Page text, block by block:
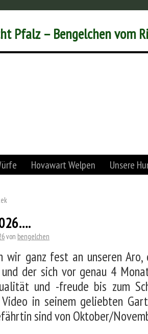
Pfalz – Bengelchen vom
Hovawart Welpen Unsere
von bengelchen
wir ganz fest an unseren
der sich vor genau 4
und -freude bis zum
Video in seinem geliebten
sind von Oktober/